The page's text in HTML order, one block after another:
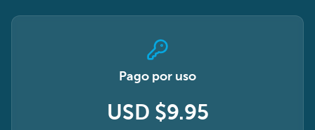
Pago por uso
USD $9.95